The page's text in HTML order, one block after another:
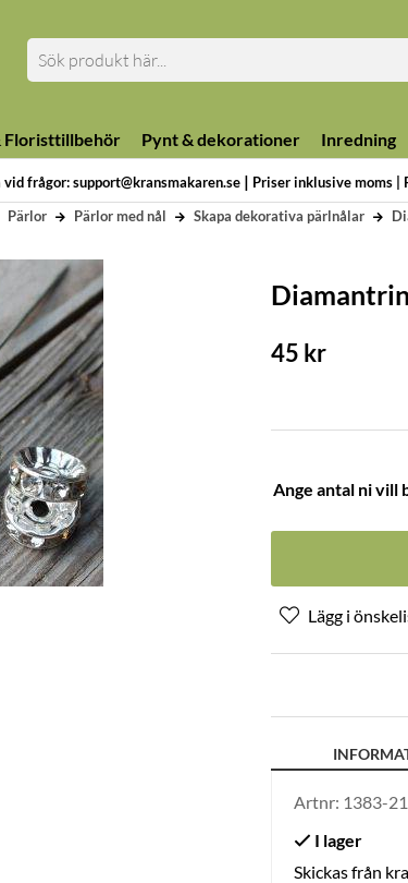
frågor: support@kransmakaren.se| Priser inklusive moms
Floristtillbehör Pynt & dekorationer Inredning
Pärlor Pärlor med nål Skapa dekorativa pärlnålar
45 kr
Ange antal ni vill
Artnr: 1383-21
Skickas från